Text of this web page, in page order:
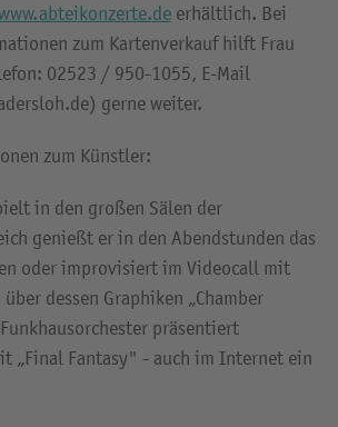
erhältlich. Bei
zum Kartenverkauf hilft Frau
02523 / 950-1055, E-Mail
gerne weiter.
zum Künstler:
in den großen Sälen der
genießt er in den Abendstunden das
oder improvisiert im Videocall mit
dessen Graphiken „Chamber
Funkhausorchester präsentiert
„Final Fantasy" - auch im Internet ein